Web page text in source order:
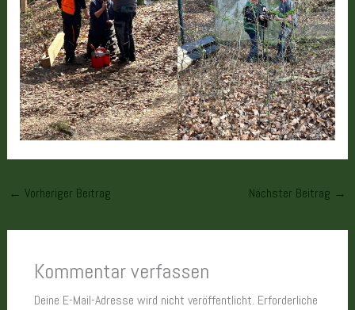
← Vorheriger Beitrag Nächster Beitrag →
Kommentar verfassen
Deine E-Mail-Adresse wird nicht veröffentlicht. Erforderliche